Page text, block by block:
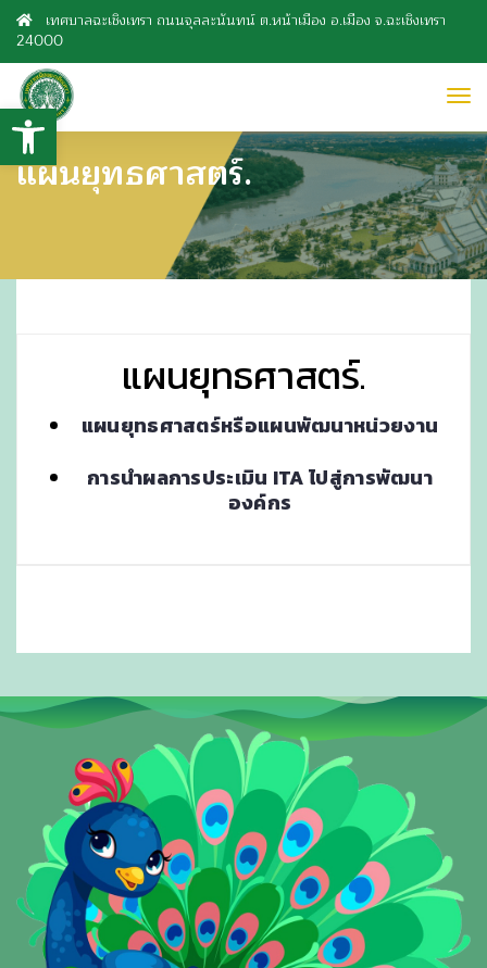
เทศบาลฉะเชิงเทรา ถนนจุลละนันทน์ ต.หน้าเมือง อ.เมือง จ.ฉะเชิงเทรา
24000
แผนยุทธศาสตร์.
แผนยุทธศาสตร์.
แผนยุทธศาสตร์หรือแผนพัฒนาหน่วยงาน
การนำผลการประเมิน ITA ไปสู่การพัฒนา
องค์กร
Open toolbar